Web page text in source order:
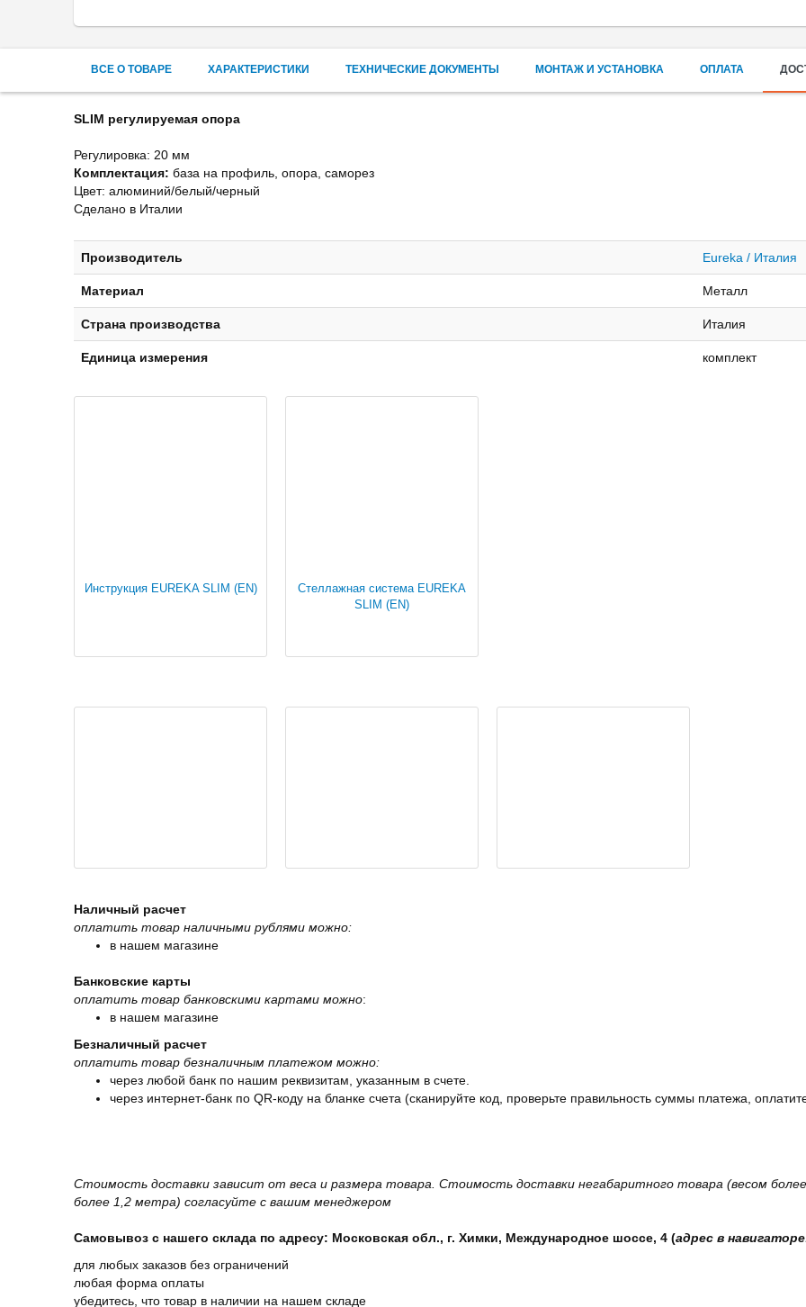
ВСЕ О ТОВАРЕ ХАРАКТЕРИСТИКИ ТЕХНИЧЕСКИЕ ДОКУМЕНТЫ МОНТАЖ И УСТАНОВКА ОПЛАТА
SLIM регулируемая опора
Регулировка: 20 мм
Комплектация: база на профиль, опора, саморез
Цвет: алюминий/белый/черный
Сделано в Италии
Производитель Eureka / Италия
Материал Металл
Страна производства Италия
Единица измерения комплект
Инструкция EUREKA SLIM (EN)
Стеллажная система EUREKA
SLIM (EN)
Наличный расчет
оплатить товар наличными рублями можно:
в нашем магазине
Банковские карты
оплатить товар банковскими картами можно:
в нашем магазине
Безналичный расчет
оплатить товар безналичным платежом можно:
через любой банк по нашим реквизитам, указанным в счете.
через интернет-банк по QR-коду на бланке счета (сканируйте код, проверьте правильность суммы платежа,
Стоимость доставки зависит от веса и размера товара. Стоимость доставки негабаритного товара (весом
более 1,2 метра) согласуйте с вашим менеджером
Самовывоз с нашего склада по адресу: Московская обл., г. Химки, Международное шоссе, 4 (адрес в
для любых заказов без ограничений
любая форма оплаты
убедитесь, что товар в наличии на нашем складе